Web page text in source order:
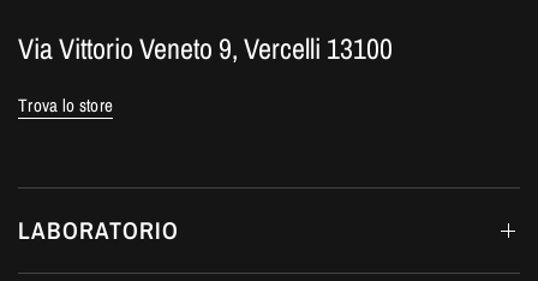
Via Vittorio Veneto 9, Vercelli 13100
Trova lo store
LABORATORIO